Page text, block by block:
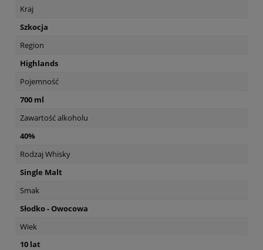
Kraj
Szkocja
Region
Highlands
Pojemność
700 ml
Zawartość alkoholu
40%
Rodzaj Whisky
Single Malt
Smak
Słodko - Owocowa
Wiek
10 lat